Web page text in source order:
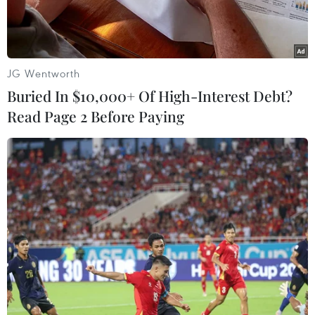
Nông dân huyện Thoại Sơn (tỉnh An Giang) thu hoạch lúa Đông
Xuân năm 2025. (Ảnh: Công Mạo/TTXVN)
Những tháng đầu năm 2025, hoạt động xuất
khẩu gạo của Việt Nam đã và đang gặp rất
nhiều khó khăn khi giá giảm sâu, tác động
không nhỏ đến doanh nghiệp và đời sống nông
JG Wentworth
Buried In $10,000+ Of High-Interest Debt?
Read Page 2 Before Paying